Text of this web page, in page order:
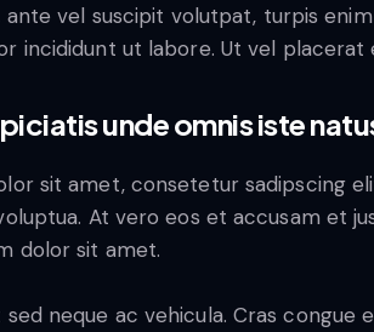
vel suscipit volutpat, turpis
incididunt ut labore. Ut vel
unde omnis iste
sit amet, consetetur sadipscing
At vero eos et accusam et
dolor sit amet.
neque ac vehicula. Cras